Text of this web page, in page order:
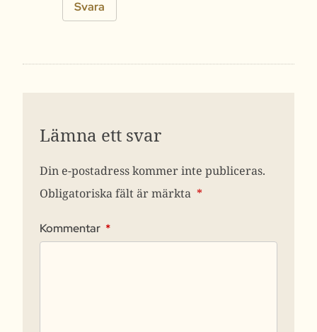
Svara
Lämna ett svar
Din e-postadress kommer inte publiceras.
Obligatoriska fält är märkta *
Kommentar *